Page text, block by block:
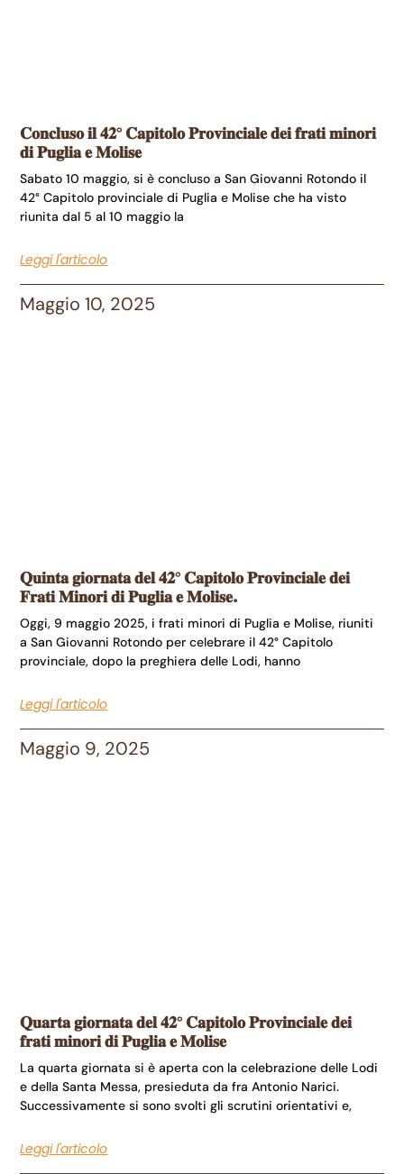
𝐂𝐨𝐧𝐜𝐥𝐮𝐬𝐨 𝐢𝐥 𝟒𝟐° 𝐂𝐚𝐩𝐢𝐭𝐨𝐥𝐨 𝐏𝐫𝐨𝐯𝐢𝐧𝐜𝐢𝐚𝐥𝐞 𝐝𝐞𝐢 𝐟𝐫𝐚𝐭𝐢 𝐦𝐢𝐧𝐨𝐫𝐢
𝐝𝐢 𝐏𝐮𝐠𝐥𝐢𝐚 𝐞 𝐌𝐨𝐥𝐢𝐬𝐞
Sabato 10 maggio, si è concluso a San Giovanni Rotondo il
42° Capitolo provinciale di Puglia e Molise che ha visto
riunita dal 5 al 10 maggio la
Leggi l'articolo
Maggio 10, 2025
𝐐𝐮𝐢𝐧𝐭𝐚 𝐠𝐢𝐨𝐫𝐧𝐚𝐭𝐚 𝐝𝐞𝐥 𝟒𝟐° 𝐂𝐚𝐩𝐢𝐭𝐨𝐥𝐨 𝐏𝐫𝐨𝐯𝐢𝐧𝐜𝐢𝐚𝐥𝐞 𝐝𝐞𝐢
𝐅𝐫𝐚𝐭𝐢 𝐌𝐢𝐧𝐨𝐫𝐢 𝐝𝐢 𝐏𝐮𝐠𝐥𝐢𝐚 𝐞 𝐌𝐨𝐥𝐢𝐬𝐞.
Oggi, 9 maggio 2025, i frati minori di Puglia e Molise, riuniti
a San Giovanni Rotondo per celebrare il 42° Capitolo
provinciale, dopo la preghiera delle Lodi, hanno
Leggi l'articolo
Maggio 9, 2025
𝐐𝐮𝐚𝐫𝐭𝐚 𝐠𝐢𝐨𝐫𝐧𝐚𝐭𝐚 𝐝𝐞𝐥 𝟒𝟐° 𝐂𝐚𝐩𝐢𝐭𝐨𝐥𝐨 𝐏𝐫𝐨𝐯𝐢𝐧𝐜𝐢𝐚𝐥𝐞 𝐝𝐞𝐢
𝐟𝐫𝐚𝐭𝐢 𝐦𝐢𝐧𝐨𝐫𝐢 𝐝𝐢 𝐏𝐮𝐠𝐥𝐢𝐚 𝐞 𝐌𝐨𝐥𝐢𝐬𝐞
La quarta giornata si è aperta con la celebrazione delle Lodi
e della Santa Messa, presieduta da fra Antonio Narici.
Successivamente si sono svolti gli scrutini orientativi e,
Leggi l'articolo